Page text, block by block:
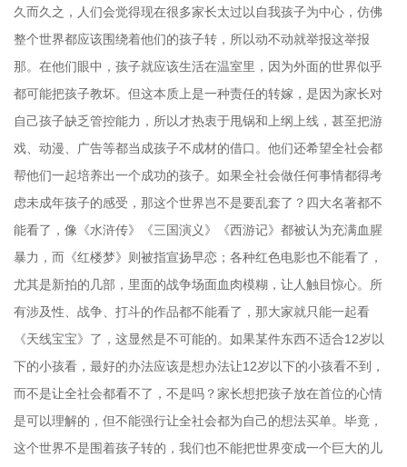
久而久之，人们会觉得现在很多家长太过以自我孩子为中心，仿佛
整个世界都应该围绕着他们的孩子转，所以动不动就举报这举报
那。在他们眼中，孩子就应该生活在温室里，因为外面的世界似乎
都可能把孩子教坏。但这本质上是一种责任的转嫁，是因为家长对
自己孩子缺乏管控能力，所以才热衷于甩锅和上纲上线，甚至把游
戏、动漫、广告等都当成孩子不成材的借口。他们还希望全社会都
帮他们一起培养出一个成功的孩子。如果全社会做任何事情都得考
虑未成年孩子的感受，那这个世界岂不是要乱套了？四大名著都不
能看了，像《水浒传》《三国演义》《西游记》都被认为充满血腥
暴力，而《红楼梦》则被指宣扬早恋；各种红色电影也不能看了，
尤其是新拍的几部，里面的战争场面血肉模糊，让人触目惊心。所
有涉及性、战争、打斗的作品都不能看了，那大家就只能一起看
《天线宝宝》了，这显然是不可能的。如果某件东西不适合12岁以
下的小孩看，最好的办法应该是想办法让12岁以下的小孩看不到，
而不是让全社会都看不了，不是吗？家长想把孩子放在首位的心情
是可以理解的，但不能强行让全社会都为自己的想法买单。毕竟，
这个世界不是围着孩子转的，我们也不能把世界变成一个巨大的儿